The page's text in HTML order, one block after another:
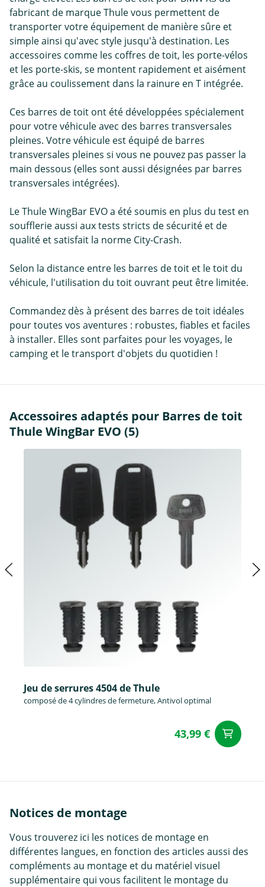
fabricant de marque Thule vous permettent de
transporter votre équipement de manière sûre et
simple ainsi qu'avec style jusqu'à destination. Les
accessoires comme les coffres de toit, les porte-vélos
et les porte-skis, se montent rapidement et aisément
grâce au coulissement dans la rainure en T intégrée.
Ces barres de toit ont été développées spécialement
pour votre véhicule avec des barres transversales
pleines. Votre véhicule est équipé de barres
transversales pleines si vous ne pouvez pas passer la
main dessous (elles sont aussi désignées par barres
transversales intégrées).
Le Thule WingBar EVO a été soumis en plus du test en
soufflerie aussi aux tests stricts de sécurité et de
qualité et satisfait la norme City-Crash.
Selon la distance entre les barres de toit et le toit du
véhicule, l'utilisation du toit ouvrant peut être limitée.
Commandez dès à présent des barres de toit idéales
pour toutes vos aventures : robustes, fiables et faciles
à installer. Elles sont parfaites pour les voyages, le
camping et le transport d'objets du quotidien !
Accessoires adaptés pour Barres de toit
Thule WingBar EVO (5)
Jeu de serrures 4504 de Thule
composé de 4 cylindres de fermeture, Antivol optimal
43,99 €
Notices de montage
Vous trouverez ici les notices de montage en
différentes langues, en fonction des articles aussi des
compléments au montage et du matériel visuel
supplémentaire qui vous facilitent le montage du